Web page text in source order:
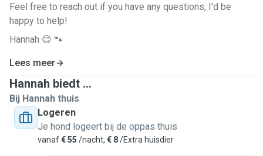
Feel free to reach out if you have any questions, I'd be
happy to help!
Hannah 😊 🐾
Lees meer
Hannah biedt ...
Bij Hannah thuis
Logeren
Je hond logeert bij de oppas thuis
vanaf€ 55 /nacht, € 8/Extra huisdier